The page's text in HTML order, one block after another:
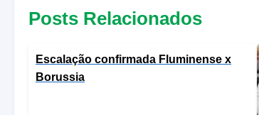
Posts Relacionados
Escalação confirmada Fluminense x
Borussia